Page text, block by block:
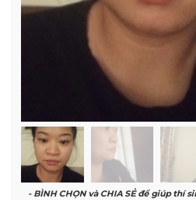
- BÌNH CHỌN và CHIA SẺ để giúp thí